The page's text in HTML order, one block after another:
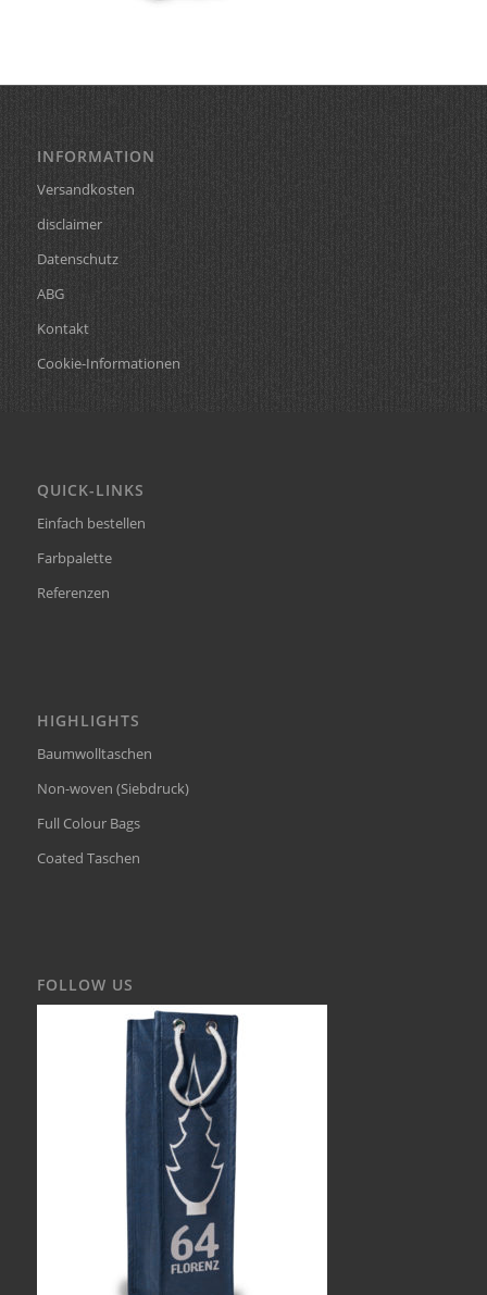
INFORMATION
Versandkosten
disclaimer
Datenschutz
ABG
Kontakt
Cookie-Informationen
QUICK-LINKS
Einfach bestellen
Farbpalette
Referenzen
HIGHLIGHTS
Baumwolltaschen
Non-woven (Siebdruck)
Full Colour Bags
Coated Taschen
FOLLOW US